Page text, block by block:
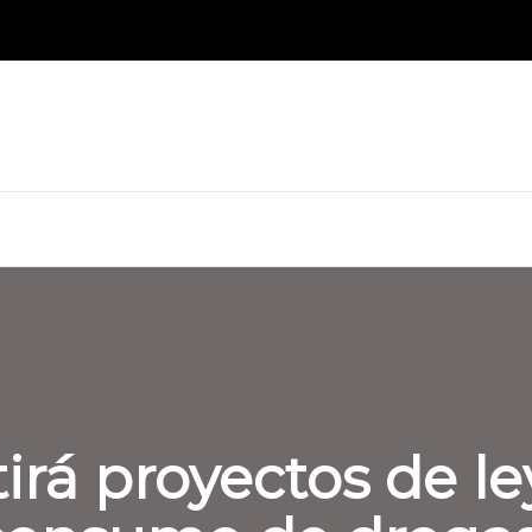
proyectos de